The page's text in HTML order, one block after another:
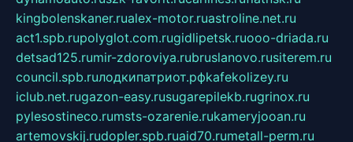
kingbolenskaner.rualex-motor.ruastroline.net.ru
act1.spb.rupolyglot.com.rugidlipetsk.ruooo-driada.ru
detsad125.rumir-zdoroviya.rubruslanovo.rusiterem.ru
council.spb.ruлодкипатриот.рфkafekolizey.ru
iclub.net.rugazon-easy.rusugarepilekb.rugrinox.ru
pylesostineco.rumsts-ozarenie.rukameryjooan.ru
artemovskij.rudopler.spb.ruaid70.rumetall-perm.ru